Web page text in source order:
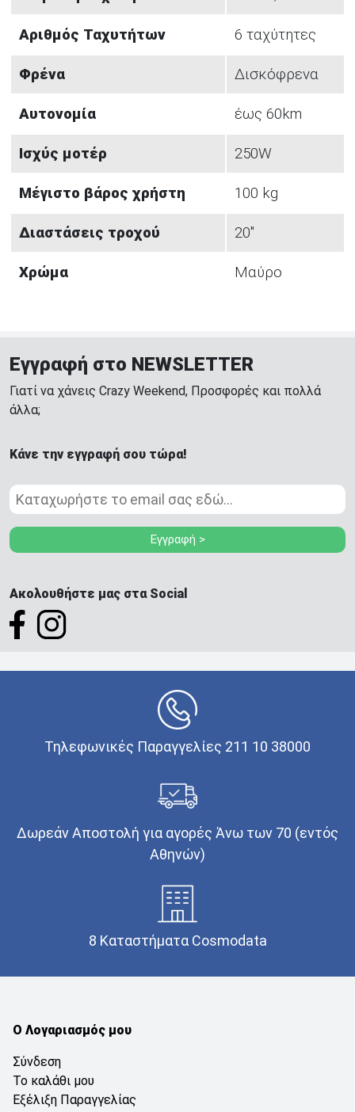
Αριθμός Ταχυτήτων 6 ταχύτητες
Φρένα Δισκόφρενα
Αυτονομία έως 60km
Ισχύς μοτέρ 250W
Μέγιστο βάρος χρήστη 100 kg
Διαστάσεις τροχού 20''
Χρώμα Μαύρο
Εγγραφή στο NEWSLETTER
Γιατί να χάνεις Crazy Weekend, Προσφορές και πολλά
άλλα;
Κάνε την εγγραφή σου τώρα!
Εγγραφή >
Ακολουθήστε μας στα Social
Τηλεφωνικές Παραγγελίες 211 10 38000
Δωρεάν Αποστολή για αγορές Άνω των 70 (εντός
Αθηνών)
8 Καταστήματα Cosmodata
Ο Λογαριασμός μου
Σύνδεση
Το καλάθι μου
Εξέλιξη Παραγγελίας